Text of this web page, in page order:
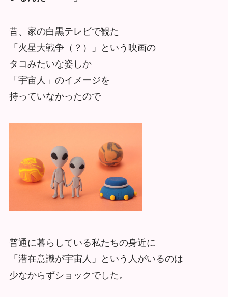
昔、家の白黒テレビで観た
「火星大戦争（？）」という映画の
タコみたいな姿しか
「宇宙人」のイメージを
持っていなかったので
普通に暮らしている私たちの身近に
「潜在意識が宇宙人」という人がいるのは
少なからずショックでした。